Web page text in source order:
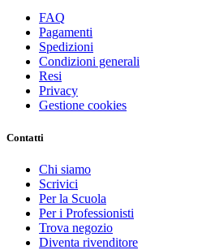
FAQ
Pagamenti
Spedizioni
Condizioni generali
Resi
Privacy
Gestione cookies
Contatti
Chi siamo
Scrivici
Per la Scuola
Per i Professionisti
Trova negozio
Diventa rivenditore